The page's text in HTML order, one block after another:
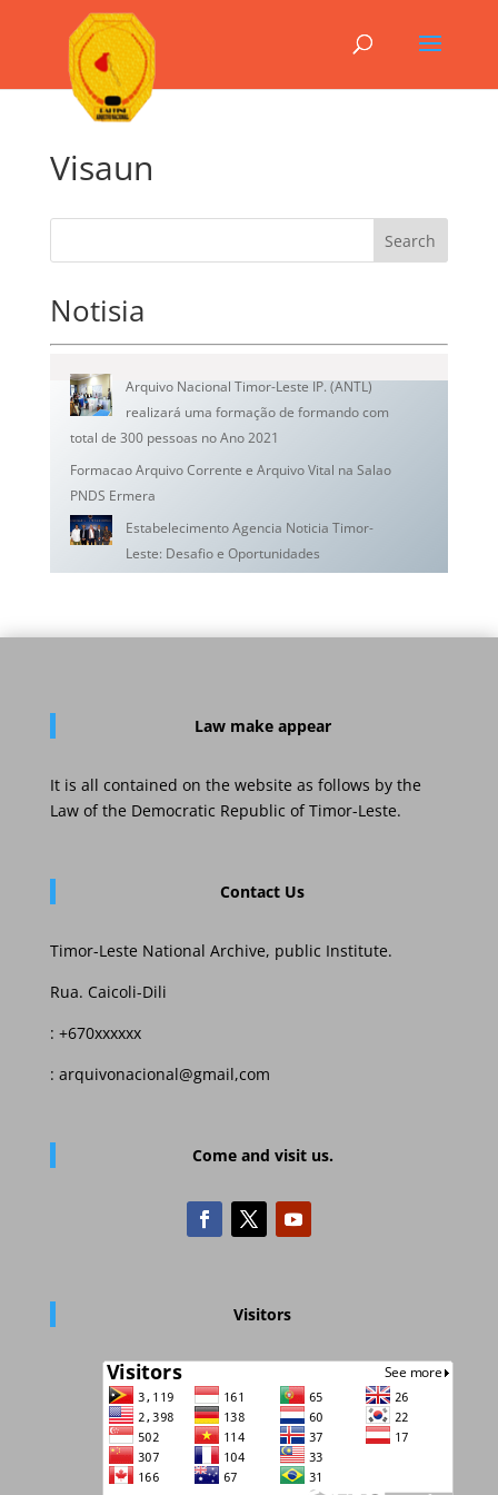
Visaun
Search
Notisia
Arquivo Nacional Timor-Leste IP. (ANTL)
realizará uma formação de formando com
total de 300 pessoas no Ano 2021
Formacao Arquivo Corrente e Arquivo Vital na Salao
PNDS Ermera
Estabelecimento Agencia Noticia Timor-
Leste: Desafio e Oportunidades
Law make appear
It is all contained on the website as follows by the
Law of the Democratic Republic of Timor-Leste.
Contact Us
Timor-Leste National Archive, public Institute.
Rua. Caicoli-Dili
: +670xxxxxx
: arquivonacional@gmail,com
Come and visit us.
Visitors